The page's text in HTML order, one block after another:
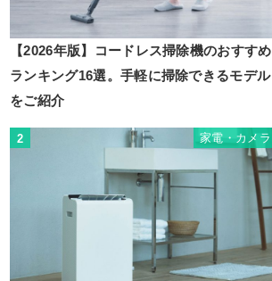
【2026年版】コードレス掃除機のおすすめ
ランキング16選。手軽に掃除できるモデル
をご紹介
2 家電・カメラ